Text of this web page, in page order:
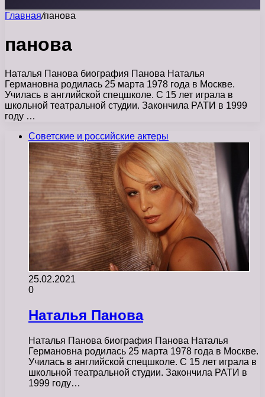
Главная/панова
панова
Наталья Панова биография Панова Наталья
Германовна родилась 25 марта 1978 года в Москве.
Училась в английской спецшколе. С 15 лет играла в
школьной театральной студии. Закончила РАТИ в 1999
году …
Советские и российские актеры
25.02.2021
0
Наталья Панова
Наталья Панова биография Панова Наталья
Германовна родилась 25 марта 1978 года в Москве.
Училась в английской спецшколе. С 15 лет играла в
школьной театральной студии. Закончила РАТИ в
1999 году…